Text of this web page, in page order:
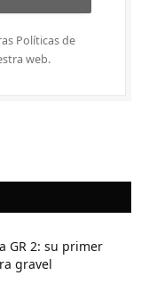
Políticas de
web.
GR 2: su primer
gravel